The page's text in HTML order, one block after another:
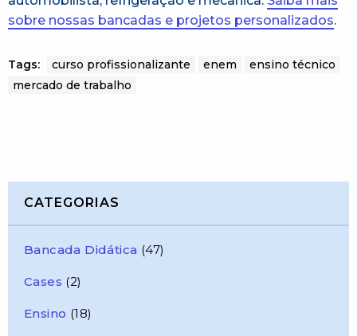
sobre nossas bancadas e projetos personalizados.
Tags: curso profissionalizante enem
ensino técnico
mercado de trabalho
CATEGORIAS
Bancada Didática (47)
Cases (2)
Ensino (18)